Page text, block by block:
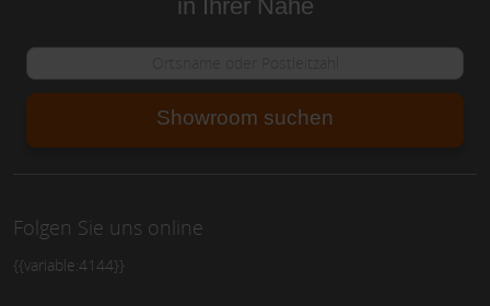
in Ihrer Nähe
Showroom suchen
Folgen Sie uns online
{{variable:4144}}